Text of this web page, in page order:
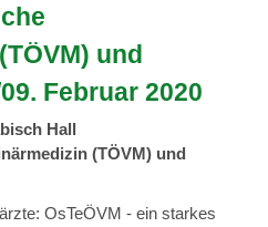
und
Februar 2020
Hall
(TÖVM) und
OsTeÖVM - ein starkes